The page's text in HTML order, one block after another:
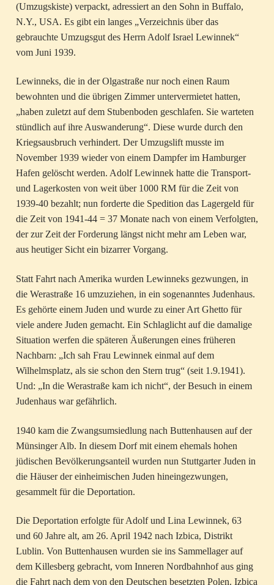
(Umzugskiste) verpackt, adressiert an den Sohn in Buffalo,
N.Y., USA. Es gibt ein langes „Verzeichnis über das
gebrauchte Umzugsgut des Herrn Adolf Israel Lewinnek“
vom Juni 1939.
Lewinneks, die in der Olgastraße nur noch einen Raum
bewohnten und die übrigen Zimmer untervermietet hatten,
„haben zuletzt auf dem Stubenboden geschlafen. Sie warteten
stündlich auf ihre Auswanderung“. Diese wurde durch den
Kriegsausbruch verhindert. Der Umzugslift musste im
November 1939 wieder von einem Dampfer im Hamburger
Hafen gelöscht werden. Adolf Lewinnek hatte die Transport-
und Lagerkosten von weit über 1000 RM für die Zeit von
1939-40 bezahlt; nun forderte die Spedition das Lagergeld für
die Zeit von 1941-44 = 37 Monate nach von einem Verfolgten,
der zur Zeit der Forderung längst nicht mehr am Leben war,
aus heutiger Sicht ein bizarrer Vorgang.
Statt Fahrt nach Amerika wurden Lewinneks gezwungen, in
die Werastraße 16 umzuziehen, in ein sogenanntes Judenhaus.
Es gehörte einem Juden und wurde zu einer Art Ghetto für
viele andere Juden gemacht. Ein Schlaglicht auf die damalige
Situation werfen die späteren Äußerungen eines früheren
Nachbarn: „Ich sah Frau Lewinnek einmal auf dem
Wilhelmsplatz, als sie schon den Stern trug“ (seit 1.9.1941).
Und: „In die Werastraße kam ich nicht“, der Besuch in einem
Judenhaus war gefährlich.
1940 kam die Zwangsumsiedlung nach Buttenhausen auf der
Münsinger Alb. In diesem Dorf mit einem ehemals hohen
jüdischen Bevölkerungsanteil wurden nun Stuttgarter Juden in
die Häuser der einheimischen Juden hineingezwungen,
gesammelt für die Deportation.
Die Deportation erfolgte für Adolf und Lina Lewinnek, 63
und 60 Jahre alt, am 26. April 1942 nach Izbica, Distrikt
Lublin. Von Buttenhausen wurden sie ins Sammellager auf
dem Killesberg gebracht, vom Inneren Nordbahnhof aus ging
die Fahrt nach dem von den Deutschen besetzten Polen. Izbica